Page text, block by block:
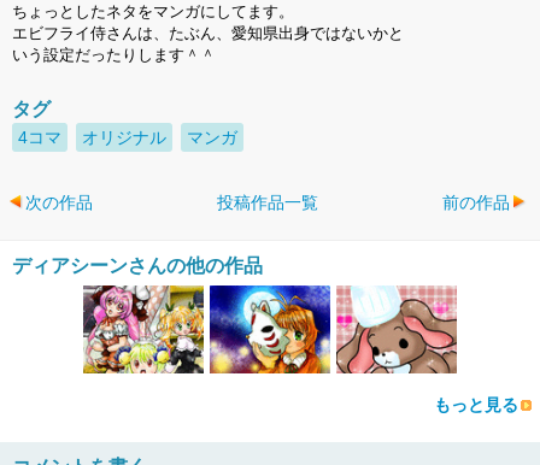
ちょっとしたネタをマンガにしてます。
エビフライ侍さんは、たぶん、愛知県出身ではないかと
いう設定だったりします＾＾
タグ
4コマ オリジナル マンガ
次の作品 投稿作品一覧 前の作品
ディアシーンさんの他の作品
もっと見る